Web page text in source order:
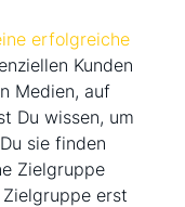
erfolgreiche
Kunden
Medien, auf
Du wissen, um
sie finden
Zielgruppe
erst